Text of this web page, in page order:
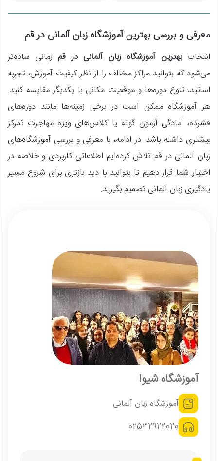
معرفی و بررسی بهترین آموزشگاه زبان آلمانی در قم
انتخاب بهترین آموزشگاه زبان آلمانی در قم زمانی ساده‌تر
می‌شود که بتوانید مراکز مختلف را از نظر کیفیت آموزش، تجربه
اساتید، تنوع دوره‌ها و موقعیت مکانی با یکدیگر مقایسه کنید.
هر آموزشگاه ممکن است در برخی زمینه‌ها مانند دوره‌های
فشرده، آمادگی آزمون گوته یا کلاس‌های ویژه مهاجرت تمرکز
بیشتری داشته باشد. در ادامه، با معرفی و بررسی آموزشگاه‌های
زبان آلمانی در قم تلاش کرده‌ایم اطلاعاتی کاربردی و خلاصه در
اختیار شما قرار دهیم تا بتوانید با دید بازتری برای شروع مسیر
یادگیری زبان آلمانی تصمیم بگیرید.
آموزشگاه شیوا
آموزشگاه زبان آلمانی
02532922020